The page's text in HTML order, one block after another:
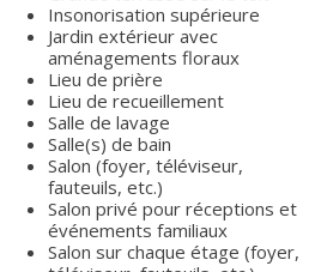
Insonorisation supérieure
Jardin extérieur avec
aménagements floraux
Lieu de prière
Lieu de recueillement
Salle de lavage
Salle(s) de bain
Salon (foyer, téléviseur,
fauteuils, etc.)
Salon privé pour réceptions et
événements familiaux
Salon sur chaque étage (foyer,